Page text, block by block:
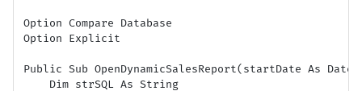
Option Compare Database
Option Explicit
Public Sub OpenDynamicSalesReport(startDate As
    Dim strSQL As String